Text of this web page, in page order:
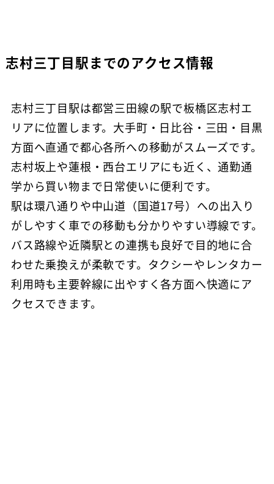
志村三丁目駅までのアクセス情報
志村三丁目駅は都営三田線の駅で板橋区志村エ
リアに位置します。大手町・日比谷・三田・目黒
方面へ直通で都心各所への移動がスムーズです。
志村坂上や蓮根・西台エリアにも近く、通勤通
学から買い物まで日常使いに便利です。
駅は環八通りや中山道（国道17号）への出入り
がしやすく車での移動も分かりやすい導線です。
バス路線や近隣駅との連携も良好で目的地に合
わせた乗換えが柔軟です。タクシーやレンタカー
利用時も主要幹線に出やすく各方面へ快適にア
クセスできます。